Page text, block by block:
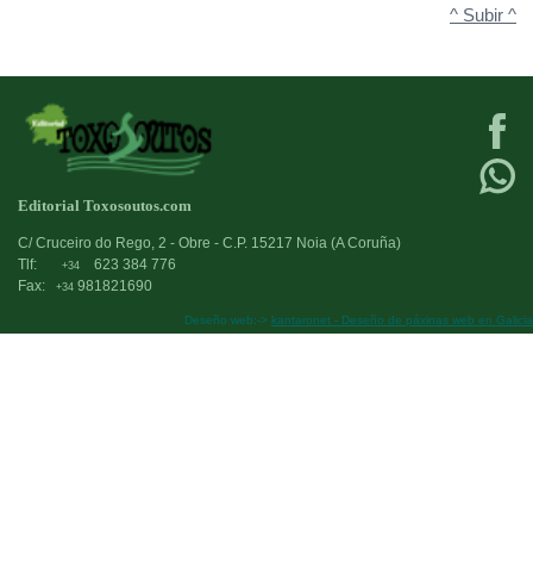
^ Subir ^
Editorial Toxosoutos.com
C/ Cruceiro do Rego, 2 - Obre - C.P. 15217 Noia (A Coruña)
Tlf:
+34
623 384 776
Fax:
+34 981821690
Deseño web:-> kantaronet - Deseño de páxinas web en Galicia